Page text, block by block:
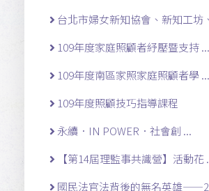
台北市婦女新知協會、新知工坊
109年度家庭照顧者紓壓暨支持 ...
109年度南區家照家庭照顧者學 ...
109年度照顧技巧指導課程
永續．IN POWER．社會創 ...
【第14屆理監事共識營】活動花
國民法官法背後的無名英雄